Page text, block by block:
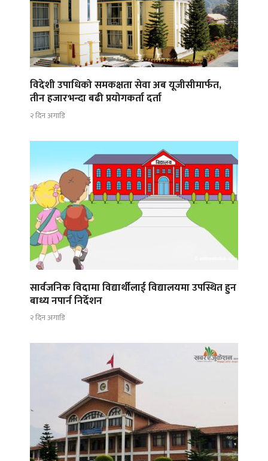
विदेशी उपाधिको समकक्षता सेवा अब यूजीसीमार्फत,
तीन हजारभन्दा बढी प्रयोगकर्ता दर्ता
२ दिन अगाडि
सार्वजनिक विदामा विद्यार्थीलाई विद्यालयमा उपस्थित हुन
बाध्य नपार्न निर्देशन
२ दिन अगाडि